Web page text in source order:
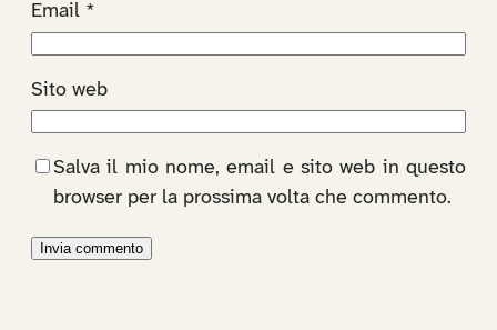
Email *
Sito web
Salva il mio nome, email e sito web in questo
browser per la prossima volta che commento.